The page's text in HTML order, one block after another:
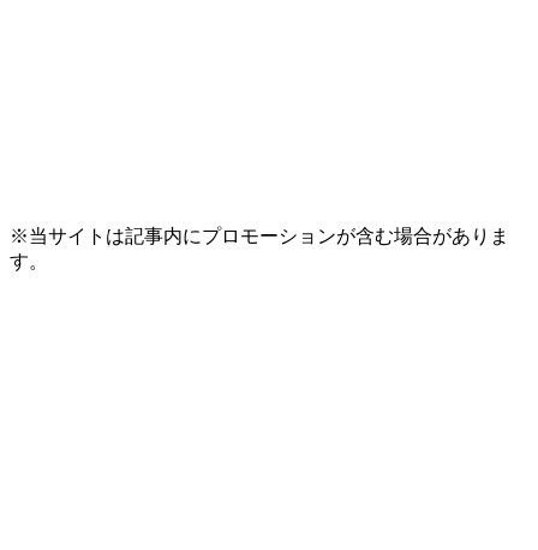
※当サイトは記事内にプロモーションが含む場合がありま
す。